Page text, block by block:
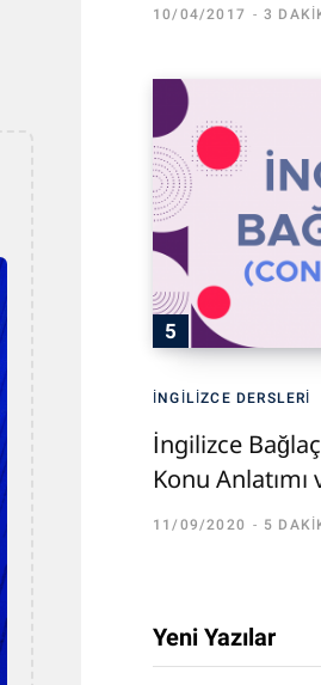
10/04/2017 3
İNGILIZCE DERSLERI
İngilizce
Konu
11/09/2020 5
Yeni Yazılar